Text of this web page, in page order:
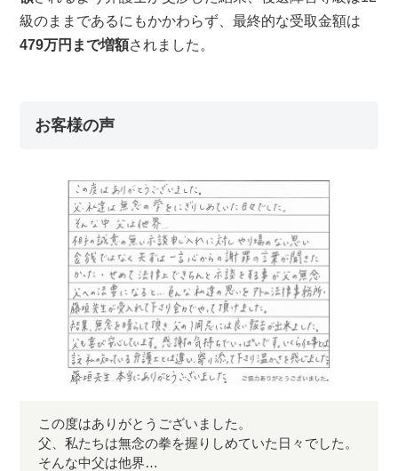
級のままであるにもかかわらず、最終的な受取金額は
479万円まで増額されました。
お客様の声
この度はありがとうございました。
父、私たちは無念の拳を握りしめていた日々でした。
そんな中父は他界…